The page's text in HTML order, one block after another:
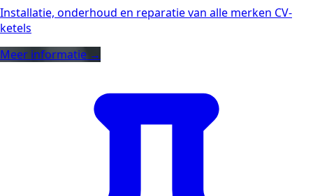
Installatie, onderhoud en reparatie van alle merken CV-
ketels
Meer informatie →